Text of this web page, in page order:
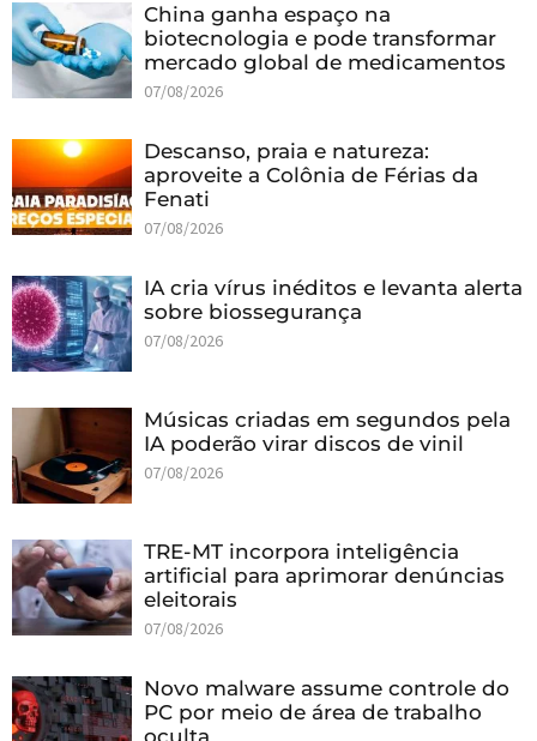
China ganha espaço na
biotecnologia e pode transformar
mercado global de medicamentos
07/08/2026
Descanso, praia e natureza:
aproveite a Colônia de Férias da
Fenati
07/08/2026
IA cria vírus inéditos e levanta alerta
sobre biossegurança
07/08/2026
Músicas criadas em segundos pela
IA poderão virar discos de vinil
07/08/2026
TRE-MT incorpora inteligência
artificial para aprimorar denúncias
eleitorais
07/08/2026
Novo malware assume controle do
PC por meio de área de trabalho